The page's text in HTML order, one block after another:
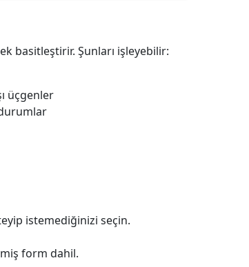
basitleştirir. Şunları işleyebilir:
üçgenler
istemediğinizi seçin.
form dahil.